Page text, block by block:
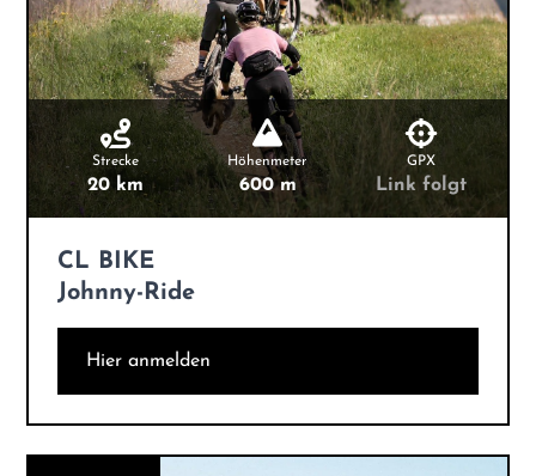
Strecke
20 km
Höhenmeter
600 m
GPX
Link folgt
CL BIKE
Johnny-Ride
Hier anmelden